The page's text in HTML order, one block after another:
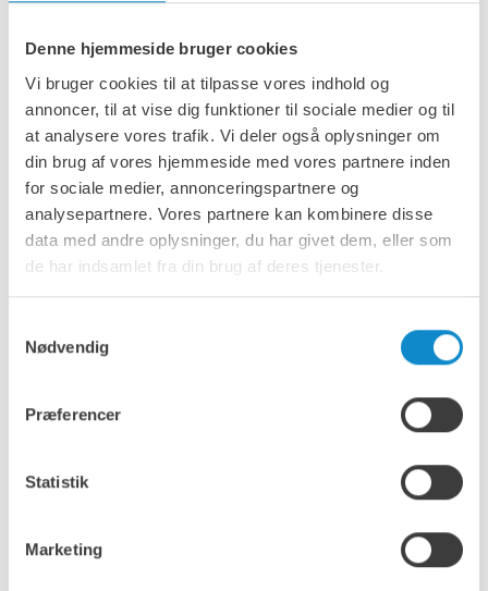
Denne hjemmeside bruger cookies
Vi bruger cookies til at tilpasse vores indhold og
annoncer, til at vise dig funktioner til sociale medier og til
at analysere vores trafik. Vi deler også oplysninger om
din brug af vores hjemmeside med vores partnere inden
for sociale medier, annonceringspartnere og
analysepartnere. Vores partnere kan kombinere disse
data med andre oplysninger, du har givet dem, eller som
de har indsamlet fra din brug af deres tjenester.
Nødvendig
Præferencer
Statistik
Marketing
Specifikke løsninger til klæbrige
Kalk-, sandstens- og andre producenter har ofte problemer
kundetilpassede løsninger kan vi hjælpe dem med at
Selv gummitransportbånd og vores PVG 70-plastalternativ
med non-stick-belægning sikrer, at intet klæbrigt materiale
PVG70 transportbånd til transport af våd kalk